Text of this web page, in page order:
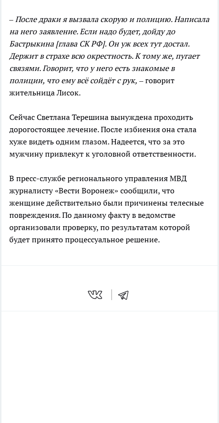
– После драки я вызвала скорую и полицию. Написала
на него заявление. Если надо будет, дойду до
Бастрыкина [глава СК РФ]. Он уж всех тут достал.
Держит в страхе всю окрестность. К тому же, пугает
связями. Говорит, что у него есть знакомые в
полиции, что ему всё сойдёт с рук, – говорит
жительница Лисок.
Сейчас Светлана Терешина вынуждена проходить
дорогостоящее лечение. После избиения она стала
хуже видеть одним глазом. Надеется, что за это
мужчину привлекут к уголовной ответственности.
В пресс-службе регионального управления МВД
журналисту «Вести Воронеж» сообщили, что
женщине действительно были причинены телесные
повреждения. По данному факту в ведомстве
организовали проверку, по результатам которой
будет принято процессуальное решение.